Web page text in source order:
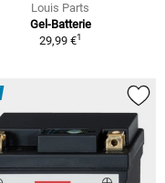
Louis Parts
Gel-Batterie
29,99 €1